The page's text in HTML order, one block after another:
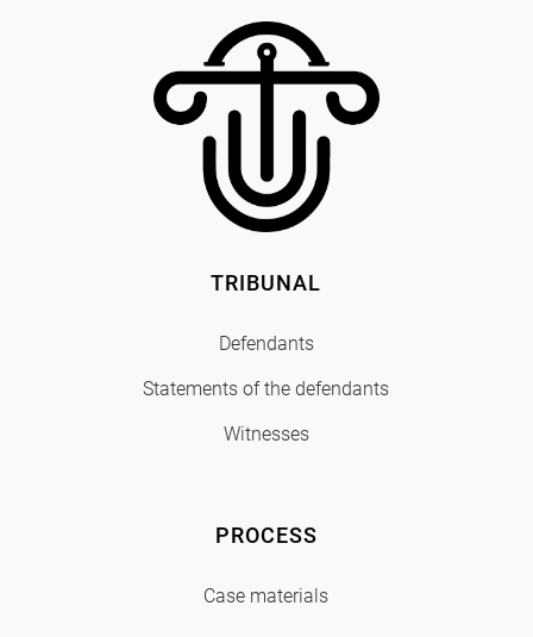
TRIBUNAL
Defendants
Statements of the defendants
Witnesses
PROCESS
Case materials